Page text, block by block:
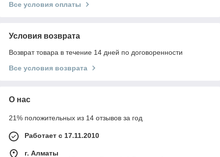
Все условия оплаты
Условия возврата
Возврат товара в течение 14 дней по договоренности
Все условия возврата
О нас
21% положительных из 14 отзывов за год
Работает с 17.11.2010
г. Алматы